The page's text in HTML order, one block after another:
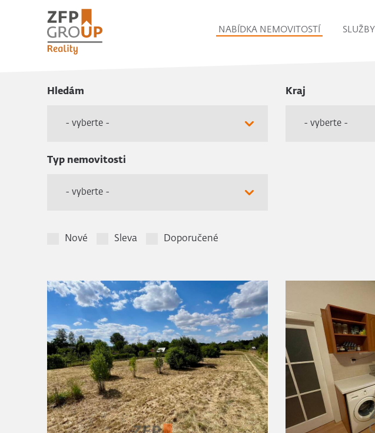
NABÍDKA NEMOVITOSTÍ SLUŽBY
Hledám
- vyberte -
Kraj
- vyberte -
Typ nemovitosti
- vyberte -
Nové Sleva Doporučené